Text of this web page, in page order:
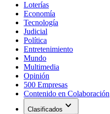
Loterías
Economía
Tecnología
Judicial
Política
Entretenimiento
Mundo
Multimedia
Opinión
500 Empresas
Contenido en Colaboración
Clasificados expand_more